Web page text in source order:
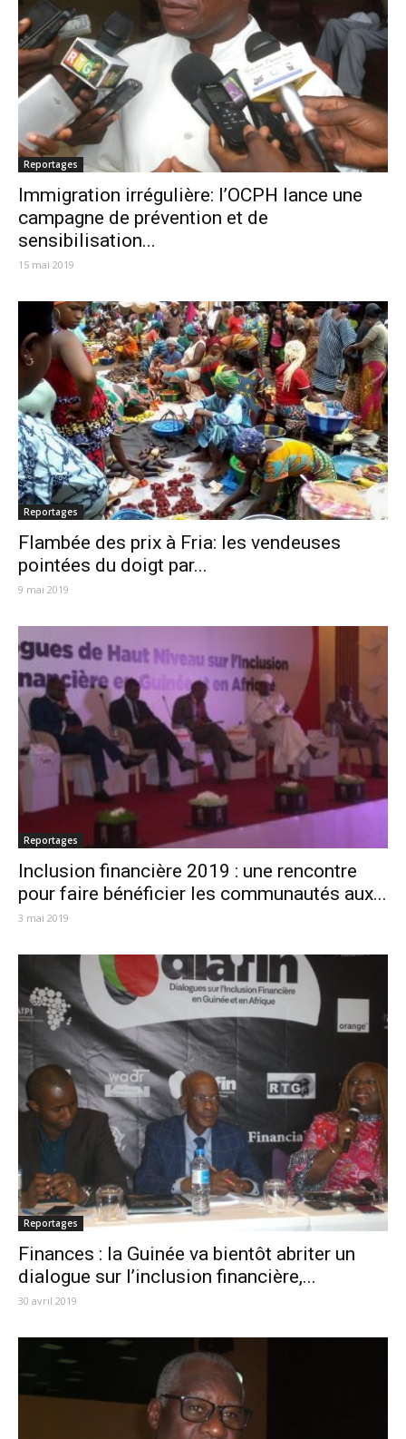
Reportages
Immigration irrégulière: l’OCPH lance une
campagne de prévention et de
sensibilisation...
15 mai 2019
Reportages
Flambée des prix à Fria: les vendeuses
pointées du doigt par...
9 mai 2019
Reportages
Inclusion financière 2019 : une rencontre
pour faire bénéficier les communautés aux...
3 mai 2019
Reportages
Finances : la Guinée va bientôt abriter un
dialogue sur l’inclusion financière,...
30 avril 2019